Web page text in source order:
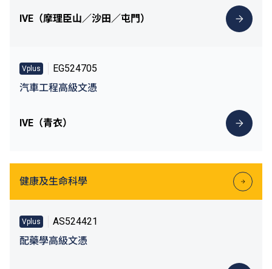
IVE（摩理臣山／沙田／屯門）
Vplus
EG524705
汽車工程高級文憑
IVE（青衣）
健康及生命科學
Vplus
AS524421
配藥學高級文憑